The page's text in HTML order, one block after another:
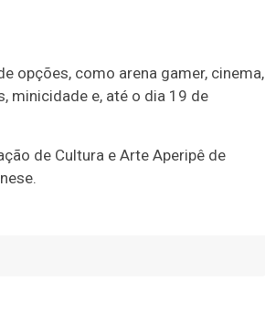
opções, como arena gamer, cinema,
minicidade e, até o dia 19 de
de Cultura e Arte Aperipê de